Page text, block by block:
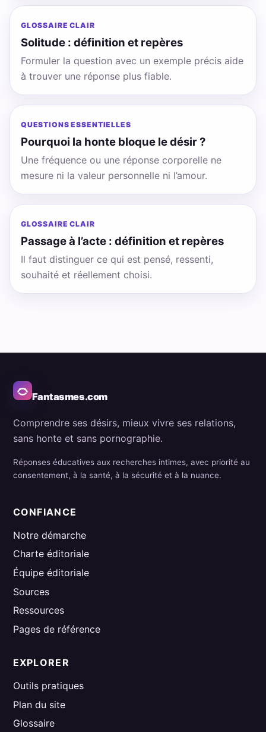
GLOSSAIRE CLAIR
Solitude : définition et repères
Formuler la question avec un exemple précis aide
à trouver une réponse plus fiable.
QUESTIONS ESSENTIELLES
Pourquoi la honte bloque le désir ?
Une fréquence ou une réponse corporelle ne
mesure ni la valeur personnelle ni l’amour.
GLOSSAIRE CLAIR
Passage à l’acte : définition et repères
Il faut distinguer ce qui est pensé, ressenti,
souhaité et réellement choisi.
Fantasmes.com
Comprendre ses désirs, mieux vivre ses relations,
sans honte et sans pornographie.
Réponses éducatives aux recherches intimes, avec priorité au
consentement, à la santé, à la sécurité et à la nuance.
CONFIANCE
Notre démarche
Charte éditoriale
Équipe éditoriale
Sources
Ressources
Pages de référence
EXPLORER
Outils pratiques
Plan du site
Glossaire